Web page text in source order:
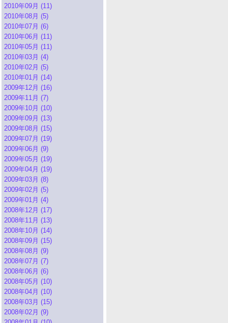
2010年09月 (11)
2010年08月 (5)
2010年07月 (6)
2010年06月 (11)
2010年05月 (11)
2010年03月 (4)
2010年02月 (5)
2010年01月 (14)
2009年12月 (16)
2009年11月 (7)
2009年10月 (10)
2009年09月 (13)
2009年08月 (15)
2009年07月 (19)
2009年06月 (9)
2009年05月 (19)
2009年04月 (19)
2009年03月 (8)
2009年02月 (5)
2009年01月 (4)
2008年12月 (17)
2008年11月 (13)
2008年10月 (14)
2008年09月 (15)
2008年08月 (9)
2008年07月 (7)
2008年06月 (6)
2008年05月 (10)
2008年04月 (10)
2008年03月 (15)
2008年02月 (9)